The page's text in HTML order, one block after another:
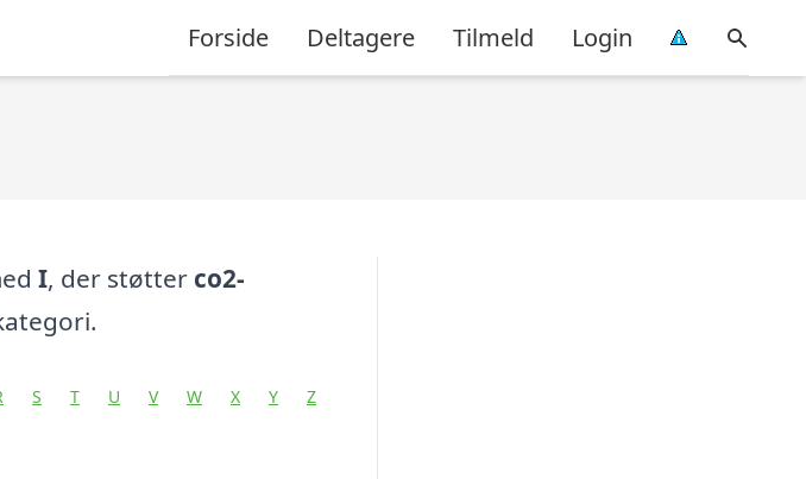
Forside Deltagere Tilmeld Login
I, der støtter co2-
S T U V W X Y
Z